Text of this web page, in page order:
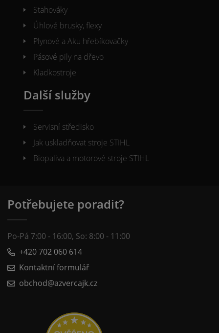
Stahováky
Úhlové brusky, flexy
Plynové a Aku hřebíkovačky
Pásové pily na dřevo
Kladkostroje
Další služby
Servisní středisko
Jak uskladňovat stroje STIHL
Biopaliva a motorové stroje STIHL
Potřebujete poradit?
Po-Pá 7:00 - 16:00, So: 8:00 - 11:00
+420 702 060 614
Kontaktní formulář
obchod@azvercajk.cz